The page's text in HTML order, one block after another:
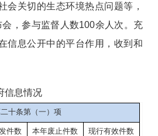
会关切的生态环境热点问题等，
会，参与监督人数100余人 次。充
信息公开中的平台作用，收到和
信息情况
十条第（一）项
件数 本年废止件数 现行有效件数